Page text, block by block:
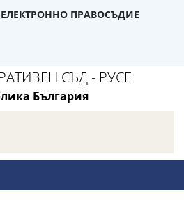
ПРАВОСЪДИЕ
СЪД - РУСЕ
България